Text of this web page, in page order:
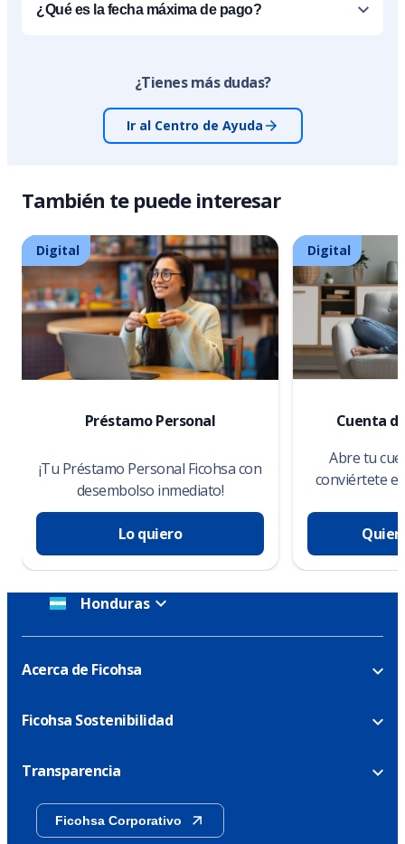
¿Qué es la fecha máxima de pago?
¿Tienes más dudas?
Ir al Centro de Ayuda
También te puede interesar
Digital
Préstamo Personal
¡Tu Préstamo Personal Ficohsa con
desembolso inmediato!
Lo quiero
Digital
Cuenta
Abre tu
conviértete
Honduras
Acerca de Ficohsa
Ficohsa Sostenibilidad
Transparencia
Ficohsa Corporativo